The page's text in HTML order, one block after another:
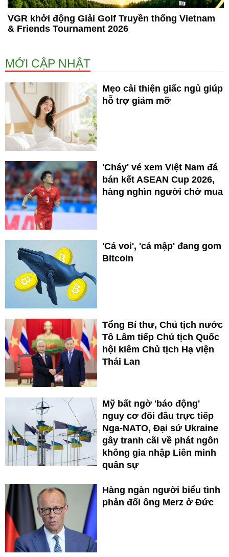
VGR khởi động Giải Golf Truyền thống Vietnam
& Friends Tournament 2026
MỚI CẬP NHẬT
Mẹo cải thiện giấc ngủ giúp
hỗ trợ giảm mỡ
'Cháy' vé xem Việt Nam đá
bán kết ASEAN Cup 2026,
hàng nghìn người chờ mua
'Cá voi', 'cá mập' đang gom
Bitcoin
Tổng Bí thư, Chủ tịch nước
Tô Lâm tiếp Chủ tịch Quốc
hội kiêm Chủ tịch Hạ viện
Thái Lan
Mỹ bất ngờ 'báo động'
nguy cơ đối đầu trực tiếp
Nga-NATO, Đại sứ Ukraine
gây tranh cãi về phát ngôn
không gia nhập Liên minh
quân sự
Hàng ngàn người biểu tình
phản đối ông Merz ở Đức